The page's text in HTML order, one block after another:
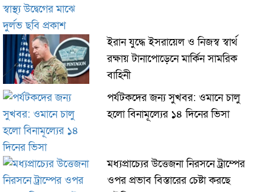
ইরান যুদ্ধে ইসরায়েল ও নিজস্ব স্বার্থ
রক্ষায় টানাপোড়েনে মার্কিন সামরিক
বাহিনী
পর্যটকদের জন্য সুখবর: ওমানে চালু
হলো বিনামূল্যের ১৪ দিনের ভিসা
মধ্যপ্রাচ্যের উত্তেজনা নিরসনে ট্রাম্পের
ওপর প্রভাব বিস্তারের চেষ্টা করছে